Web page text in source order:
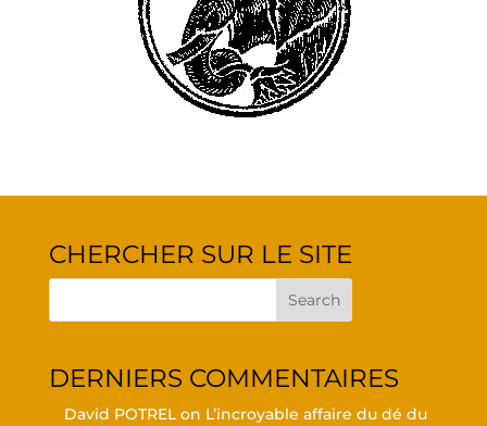
CHER­CHER SUR LE SITE
DER­NIERS COMMENTAIRES
David POTRELon L’in­croyable affaire du dé du